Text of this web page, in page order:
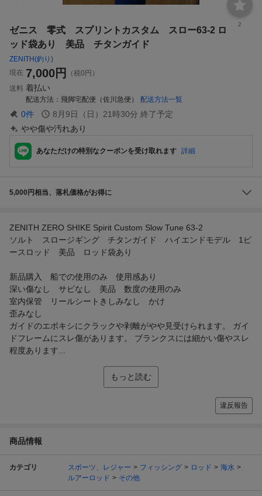
2
ゼニス 零式 スプリントカスタム スロー63-2 ロ
ッド袋あり 美品 チタンガイド
ZENITH(釣り)
現在 7,000円
（税0円）
送料 着払い
配送方法 飛脚宅配便（佐川急便） 配送方法一覧
0件 8月9日（日）21時30分 終了予定
やや傷や汚れあり
あなただけの特別なクーポンを受け取れます 詳細
5,000円相当、落札価格がお得に
ZENITH ZERO SHIKE Spirit Custom Slow Tune 63-2
ソルト スロージギング チタンガイド ハイエンドモデル 1ピ
ースロッド 美品 ロッド袋あり
新品購入 船での使用のみ 使用感あり
深い傷なし サビなし 美品 数度の使用のみ
室内保管 リールシートきしみなし かけ
歪みなし
ガイドのエポキシにクラックや剥離がやや見受けられます。 ガイ
ドフレームにスレ傷があります。 ブランクスには細かい傷やスレ
程度あります...
もっと読む
違反報告
商品情報
カテゴリ スポーツ、レジャー フィッシング ロッド
海水
ルアーロッド
その他